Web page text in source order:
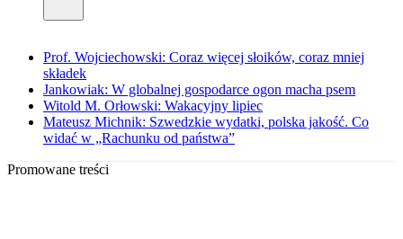
Prof. Wojciechowski: Coraz więcej słoików, coraz mniej
składek
Jankowiak: W globalnej gospodarce ogon macha psem
Witold M. Orłowski: Wakacyjny lipiec
Mateusz Michnik: Szwedzkie wydatki, polska jakość. Co
widać w „Rachunku od państwa”
Promowane treści